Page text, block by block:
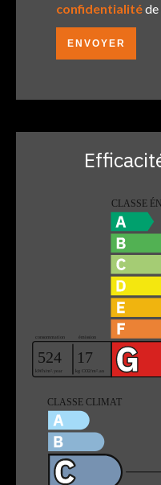
confidentialitéde
ENVOYER